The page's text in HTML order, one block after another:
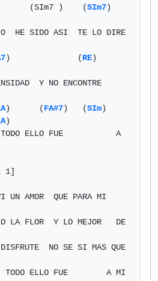
(SIm7 )    (SIm7)
)              (RE)
)      (FA#7)   (SIm)
)